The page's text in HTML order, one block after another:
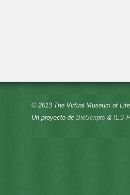
© 2013 The Virtual Museum of Life
Un proyecto de BioScripts & IES